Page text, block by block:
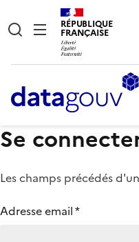
RÉPUBLIQUE
FRANÇAISE
Se
Les champs précédés
Adresse email*